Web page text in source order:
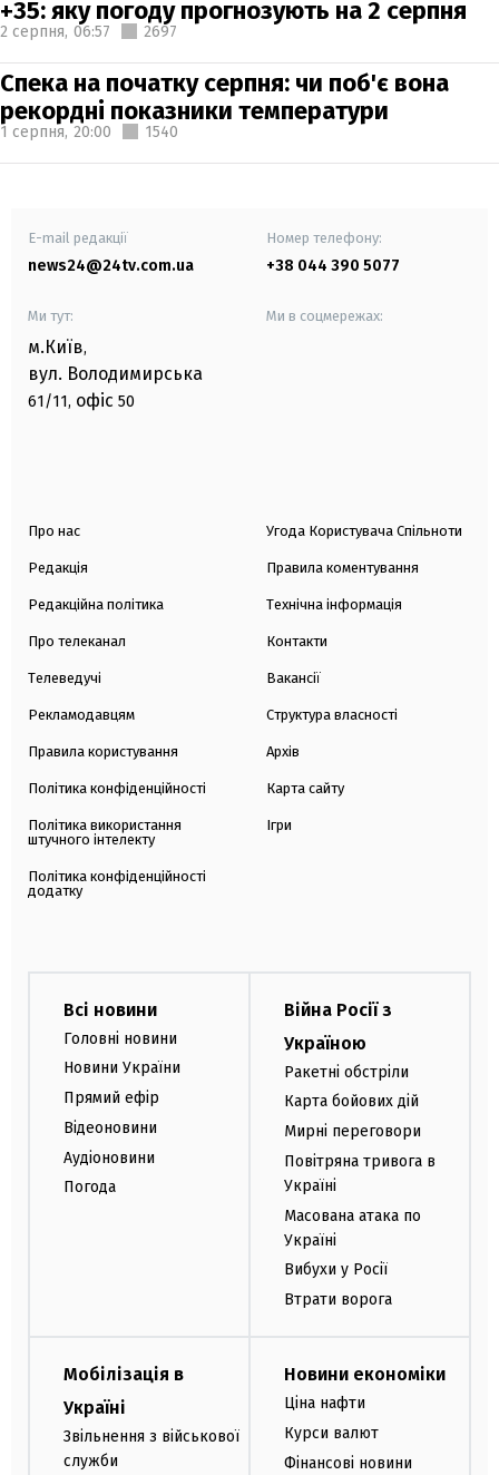
+35: яку погоду прогнозують на 2 серпня
2 серпня, 06:57 2697
Спека на початку серпня: чи поб'є вона
рекордні показники температури
1 серпня, 20:00 1540
E-mail редакції
news24@24tv.com.ua
Номер телефону:
+38 044 390 5077
Ми тут:
м.Київ,
вул. Володимирська
61/11, офіс 50
Ми в соцмережах:
Про нас
Редакція
Редакційна політика
Про телеканал
Телеведучі
Рекламодавцям
Правила користування
Політика конфіденційності
Політика використання
штучного інтелекту
Політика конфіденційності
додатку
Угода Користувача Спільноти
Правила коментування
Технічна інформація
Контакти
Вакансії
Структура власності
Архів
Карта сайту
Ігри
Всі новини
Головні новини
Новини України
Прямий ефір
Відеоновини
Аудіоновини
Погода
Війна Росії з
Україною
Ракетні обстріли
Карта бойових дій
Мирні переговори
Повітряна тривога в
Україні
Масована атака по
Україні
Вибухи у Росії
Втрати ворога
Мобілізація в
Україні
Звільнення з військової
служби
Новини економіки
Ціна нафти
Курси валют
Фінансові новини